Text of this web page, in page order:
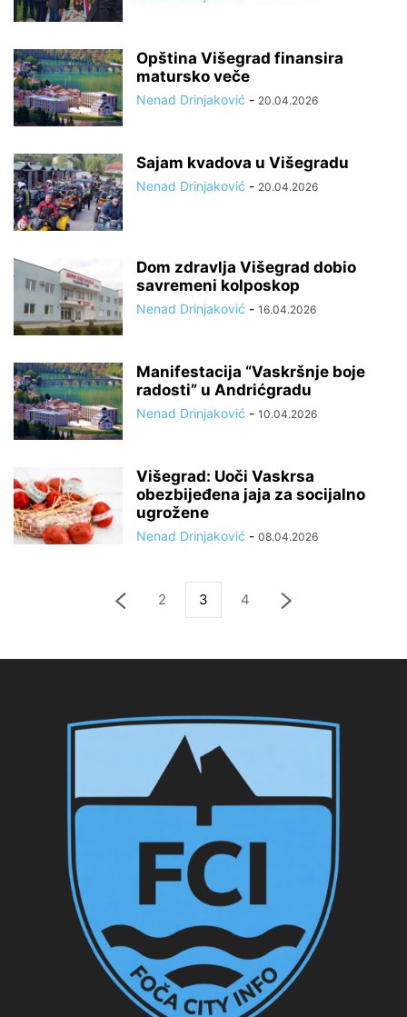
Opština Višegrad finansira
matursko veče
Nenad Drinjaković - 20.04.2026
Sajam kvadova u Višegradu
Nenad Drinjaković - 20.04.2026
Dom zdravlja Višegrad dobio
savremeni kolposkop
Nenad Drinjaković - 16.04.2026
Manifestacija “Vaskršnje boje
radosti” u Andrićgradu
Nenad Drinjaković - 10.04.2026
Višegrad: Uoči Vaskrsa
obezbijeđena jaja za socijalno
ugrožene
Nenad Drinjaković - 08.04.2026
2 3 4